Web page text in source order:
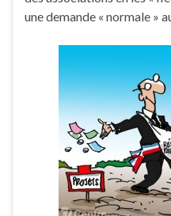
une demande « normale »